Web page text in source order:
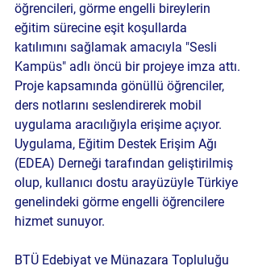
öğrencileri, görme engelli bireylerin
eğitim sürecine eşit koşullarda
katılımını sağlamak amacıyla "Sesli
Kampüs" adlı öncü bir projeye imza attı.
Proje kapsamında gönüllü öğrenciler,
ders notlarını seslendirerek mobil
uygulama aracılığıyla erişime açıyor.
Uygulama, Eğitim Destek Erişim Ağı
(EDEA) Derneği tarafından geliştirilmiş
olup, kullanıcı dostu arayüzüyle Türkiye
genelindeki görme engelli öğrencilere
hizmet sunuyor.
BTÜ Edebiyat ve Münazara Topluluğu